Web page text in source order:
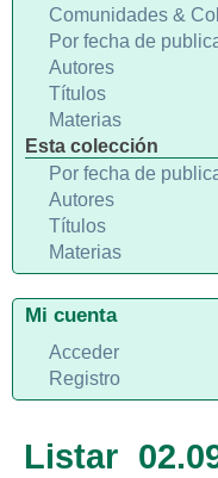
Listar
Comunidades &
Por fecha de
Autores
Títulos
Materias
Esta colección
Por fecha de
Autores
Títulos
Materias
Mi cuenta
Acceder
Registro